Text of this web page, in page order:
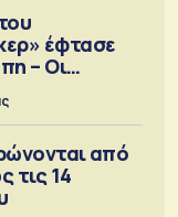
έφτασε
– Οι
από
τις 14